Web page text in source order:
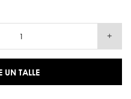
+
UN TALLE